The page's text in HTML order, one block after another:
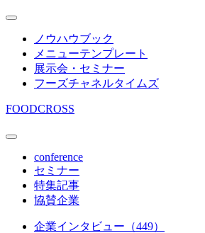
ノウハウブック
メニューテンプレート
展示会・セミナー
フーズチャネルタイムズ
FOODCROSS
conference
セミナー
特集記事
協賛企業
企業インタビュー（449）